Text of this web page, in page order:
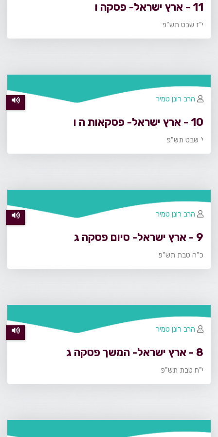
11 - ארץ ישראל- פסקה ו
י"ז שבט תש"פ
10 - ארץ ישראל- פסקאות ה ו
י' שבט תש"פ
הרב רונן טמיר
9 - ארץ ישראל- סיום פסקה ג
כ"ה טבת תש"פ
הרב רונן טמיר
8 - ארץ ישראל- המשך פסקה ג
י"ח טבת תש"פ
הרב רונן טמיר